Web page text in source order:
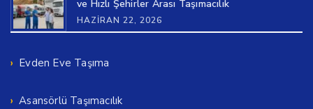
ve Hızlı Şehirler Arası Taşımacılık
HAZIRAN 22, 2026
Evden Eve Taşıma
Asansörlü Taşımacılık